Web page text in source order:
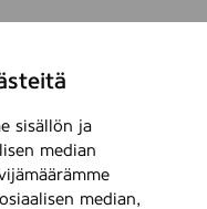
sisällön ja
median
median,